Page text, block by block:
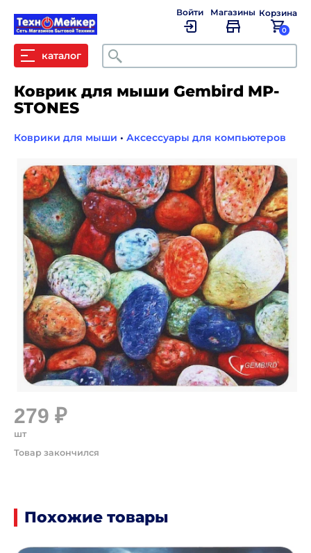
каталог Поиск
Войти Магазины Корзина
0
Коврик для мыши Gembird MP-
STONES
Коврики для мыши • Аксессуары для компьютеров
279 ₽
шт
Похожие товары